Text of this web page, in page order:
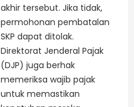
akhir tersebut. Jika tidak,
permohonan pembatalan
SKP dapat ditolak.
Direktorat Jenderal Pajak
(DJP) juga berhak
memeriksa wajib pajak
untuk memastikan